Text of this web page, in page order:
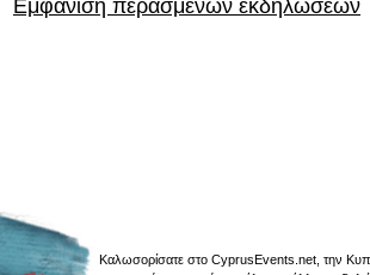
Εμφάνιση περασμένων εκδηλώσεων
Καλωσορίσατε στο CyprusEvents.net, την